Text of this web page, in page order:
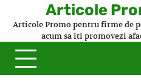
Articole
Articole Promo pentru firme de
acum sa iti promovezi